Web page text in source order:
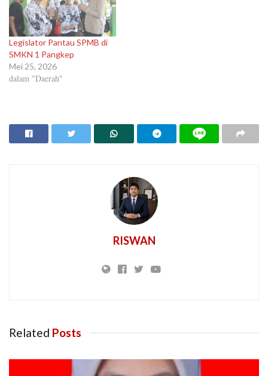
Legislator Pantau SPMB di
SMKN 1 Pangkep
Mei 25, 2026
dalam "Daerah"
RISWAN
Related Posts